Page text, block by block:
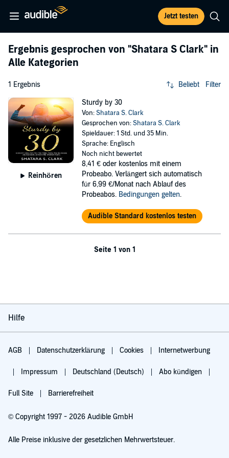
Jetzt testen
Ergebnis gesprochen von "Shatara S Clark" in
Alle Kategorien
1 Ergebnis Beliebt Filter
Reinhören
Sturdy by 30
Von:Shatara S. Clark
Gesprochen von:Shatara S. Clark
Spieldauer: 1 Std. und 35 Min.
Sprache: Englisch
Noch nicht bewertet
8,41 € oder kostenlos mit einem
Probeabo. Verlängert sich automatisch
für 6,99 €/Monat nach Ablauf des
Probeabos. Bedingungen gelten.
Audible Standard kostenlos testen
Seite 1 von 1
Hilfe
AGB Datenschutzerklärung Cookies Internetwerbung
Impressum Deutschland (Deutsch) Abo kündigen
Full Site Barrierefreiheit
© Copyright 1997 - 2026 Audible GmbH
Alle Preise inklusive der gesetzlichen Mehrwertsteuer.